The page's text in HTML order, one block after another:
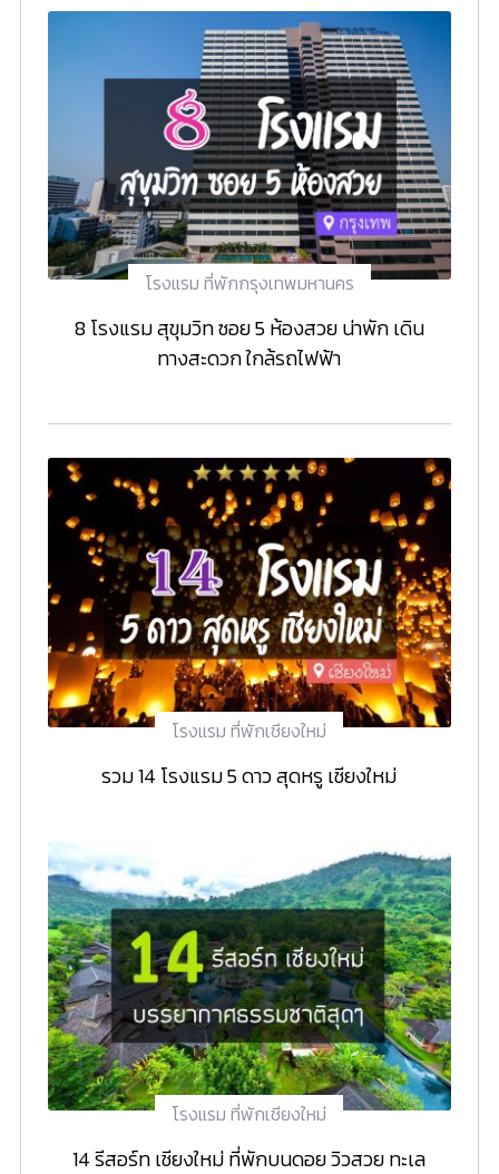
โรงแรม ที่พักกรุงเทพมหานคร
8 โรงแรม สุขุมวิท ซอย 5 ห้องสวย น่าพัก เดิน
ทางสะดวก ใกล้รถไฟฟ้า
โรงแรม ที่พักเชียงใหม่
รวม 14 โรงแรม 5 ดาว สุดหรู เชียงใหม่
โรงแรม ที่พักเชียงใหม่
14 รีสอร์ท เชียงใหม่ ที่พักบนดอย วิวสวย ทะเล